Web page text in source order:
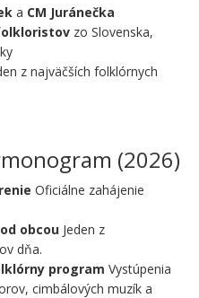
a CM Juránečka
zo Slovenska,
z najväčších folklórnych
(2026)
Oficiálne zahájenie
obcou Jeden z
dňa.
program Vystúpenia
cimbálových muzík a